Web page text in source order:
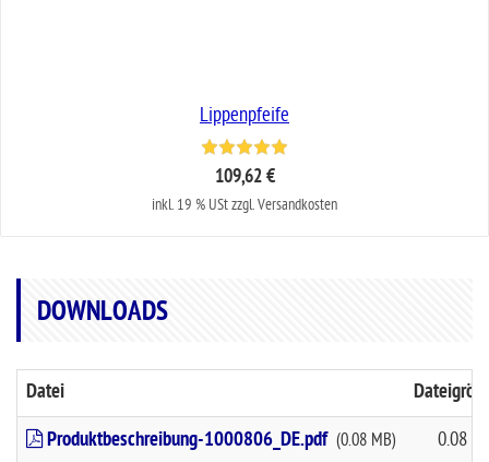
Lippenpfeife
109,62 €
inkl. 19 % USt zzgl. Versandkosten
DOWNLOADS
Datei
Produktbeschreibung-1000806_DE.pdf (0.08 MB) 0.08